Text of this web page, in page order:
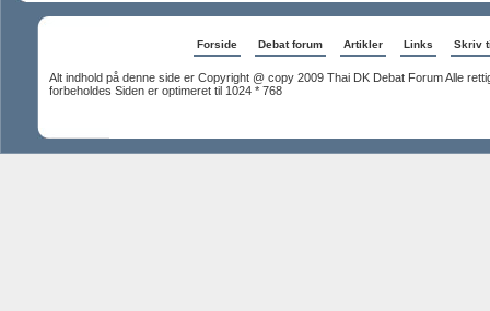
Forside Debat forum Artikler Links Skriv
Alt indhold på denne side er Copyright @ copy 2009 Thai DK Debat Forum Alle
forbeholdes Siden er optimeret til 1024 * 768